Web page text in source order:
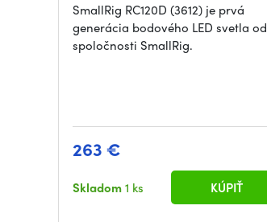
SmallRig RC120D (3612) je prvá
generácia bodového LED svetla od
spoločnosti SmallRig.
263 €
Skladom1 ks KÚPIŤ